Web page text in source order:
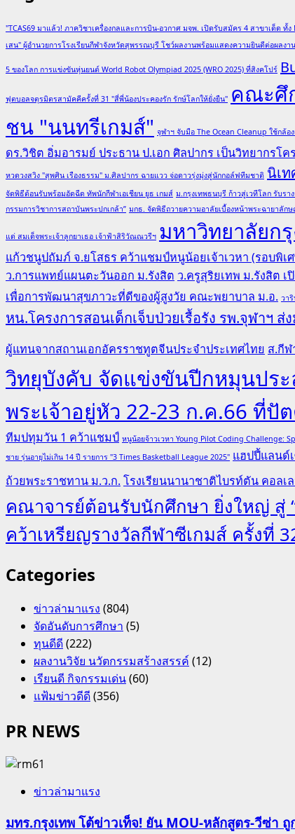
Young
Pilot
Coding
Challenge:
Special
Edition
ใน
งาน
“NRCT
Forum
2025”
"TCAS69 มาแล้ว! ภาควิชาเครื่องกลและการบิน-อวกาศ มจพ. เปิดรับสมัคร 4 สาขาเด็ด ทั้ง
เสน" ผู้อำนวยการโรงเรียนกีฬาจังหวัดสุพรรณบุรี โชว์ผลงานพร้อมแสดงความยินดีต่อผลง
5 ของโลก การแข่งขันหุ่นยนต์ World Robot Olympiad 2025 (WRO 2025) ที่สิงคโปร์
ฟุตบอลจตุรมิตรสามัคคีครั้งที่ 31 "สี่พี่น้องประคองรัก รักษ์โลกให้ยั่งยืน" คณะศึ
ชน "นนทรีเกมส์" จุฬาฯ จับมือ The Ocean Cleanup ใช้กล้
ดร.วิชิต อิ่มอารมย์ ประธาน ป.เอก ศิลปากร เป็นวิทยากรโ
หวดวงสวิง "สุพศิน เรืองธรรม" ม.ศิลปากร ฉายแวว จ่อดาวรุ่งมุ่งสู่นักกอล์ฟทีมชาติ นิเ
จัดพิธีต้อนรับพร้อมอัดฉีด ทัพนักกีฬาเอเชียน ยูธ เกมส์ ม.กรุงเทพธนบุรี ก้าวสู่เวทีโลก รับรา
กรรมการวิชาการสถาบันพระปกเกล้า” มกธ. จัดพิธีถวายความอาลัยเบื้องหน้าพระฉายาลั
แด่ สมเด็จพระเจ้าลูกยาเธอ เจ้าฟ้าสิริวัณณวรีฯ มหาวิทยาลัยก
แก้วชนูปถัมภ์ จ.ยโสธร คว้าแชมป์หนูน้อยเจ้าเวหา (รอบพิ
ว.การแพทย์แผนตะวันออก ม.รังสิต ว.ครูสุริยเทพ ม.รังสิต
เพื่อการพัฒนาสุขภาวะที่ดีของผู้สูงวัย คณะพยาบาล ม.อ. วา
หน.โครงการสอนเด็กเจ็บป่วยเรื้อรัง รพ.จุฬาฯ
ผู้แทนจากสถานเอกอัครราชทูตจีนประจำประเทศไทย ส.กีฬ
วิทยุบังคับ จัดแข่งขันปีกหมุนปร
พระเจ้าอยู่หัว 22-23 ก.ค.66 ที่ปั
ทีมปทุมวัน 1 คว้าแชมป์ หนูน้อยจ้าวเวหา Young Pilot Coding Challenge:
ชาย รุ่นอายุไม่เกิน 14 ปี รายการ "3 Times Basketball League 2025" แฮปปี้แลนด์
ถ้วยพระราชทาน ม.ว.ก.โรงเรียนนานาชาติไบรท์ตัน คอลเ
คณาจารย์ต้อนรับนักศึกษา ยิ่งใหญ่ สู่
คว้าเหรียญรางวัลกีฬาซีเกมส์ ครั้งที่
Categories
ข่าวล่ามาแรง (804)
จัดอันดับการศึกษา (5)
ทุนดีดี(222)
ผลงานวิจัย นวัตกรรมสร้างสรรค์ (12)
เรียนดี กิจกรรมเด่น(60)
แฟ้มข่าวดีดี(356)
PR NEWS
ข่าวล่ามาแรง
มทร.กรุงเทพ โต้ข่าวเท็จ! ยัน MOU-หลักสูตร-วีซ่า